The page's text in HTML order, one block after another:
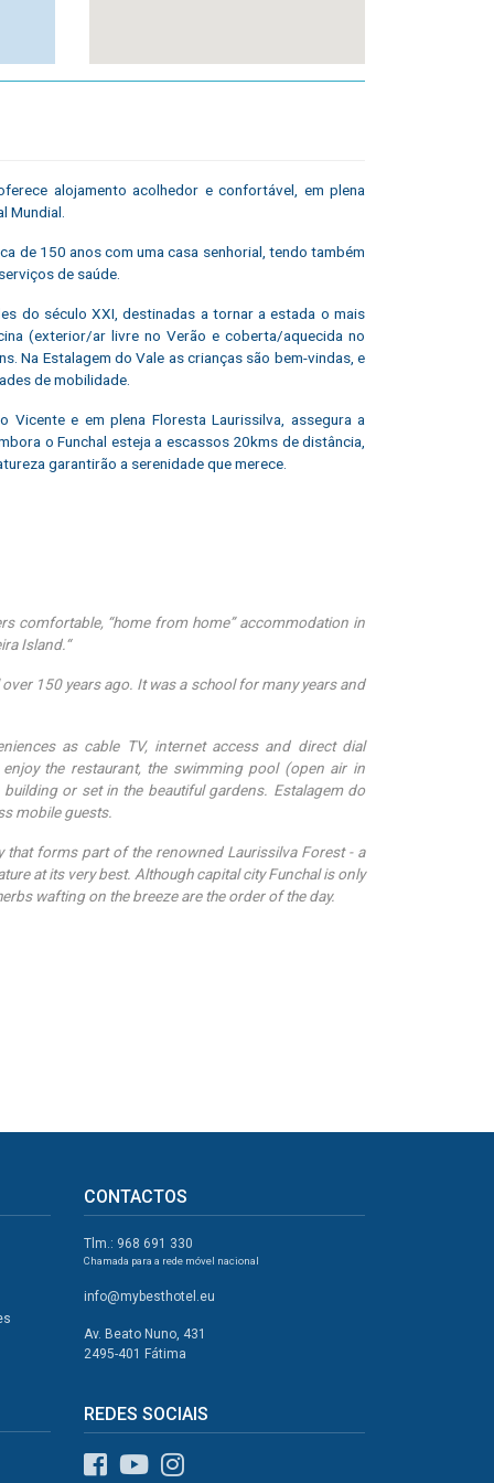
alojamento acolhedor e confortável, em plena
Mundial.
de 150 anos com uma casa senhorial, tendo também
de saúde.
do século XXI, destinadas a tornar a estada o mais
(exterior/ar livre no Verão e coberta/aquecida no
Na Estalagem do Vale as crianças são bem-vindas, e
de mobilidade.
e em plena Floresta Laurissilva, assegura a
o Funchal esteja a escassos 20kms de distância,
garantirão a serenidade que merece.
comfortable, “home from home” accommodation in
Island.“
150 years ago. It was a school for many years and
as cable TV, internet access and direct dial
the restaurant, the swimming pool (open air in
or set in the beautiful gardens. Estalagem do
mobile guests.
forms part of the renowned Laurissilva Forest - a
at its very best. Although capital city Funchal is only
wafting on the breeze are the order of the day.
CONTACTOS
Tlm.: 968 691 330
Chamada para a rede móvel nacional
info@mybesthotel.eu
Av. Beato Nuno, 431
2495-401 Fátima
REDES SOCIAIS